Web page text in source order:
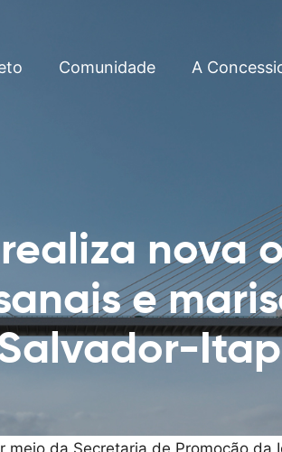
Comunidade A
nova
e
da Secretaria de Promoção da